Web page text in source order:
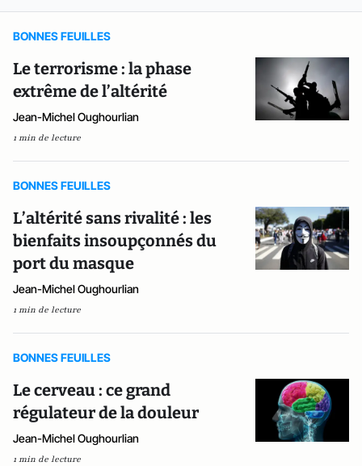
BONNES FEUILLES
Le terrorisme : la phase
extrême de l’altérité
Jean-Michel Oughourlian
1 min de lecture
BONNES FEUILLES
L’altérité sans rivalité : les
bienfaits insoupçonnés du
port du masque
Jean-Michel Oughourlian
1 min de lecture
BONNES FEUILLES
Le cerveau : ce grand
régulateur de la douleur
Jean-Michel Oughourlian
1 min de lecture